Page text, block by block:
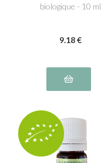
biologique - 10 ml
9.18 €